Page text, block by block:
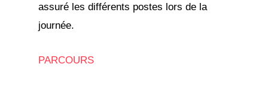
assuré les différents postes lors de la
journée.
PARCOURS